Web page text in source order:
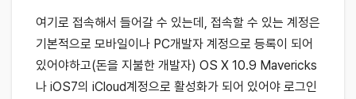
여기로 접속해서 들어갈 수 있는데, 접속할 수 있는 계정은
기본적으로 모바일이나 PC개발자 계정으로 등록이 되어
있어야하고(돈을 지불한 개발자) OS X 10.9 Mavericks
나 iOS7의 iCloud계정으로 활성화가 되어 있어야 로그인